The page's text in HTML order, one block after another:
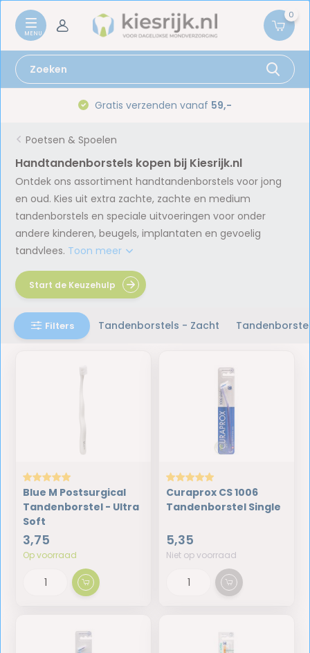
0
Gratis verzenden vanaf 59,-
Poetsen & Spoelen
Handtandenborstels kopen bij Kiesrijk.nl
Ontdek ons assortiment handtandenborstels voor jong
en oud. Kies uit extra zachte, zachte en medium
tandenborstels en speciale uitvoeringen voor onder
andere kinderen, beugels, implantaten en gevoelig
tandvlees. Toon meer
Filters Tandenborstels - Zacht
Start de Keuzehulp
Blue M Postsurgical
Tandenborstel - Ultra
Soft
3,75
Op voorraad
Curaprox CS 1006
Tandenborstel Single
5,35
Niet op voorraad